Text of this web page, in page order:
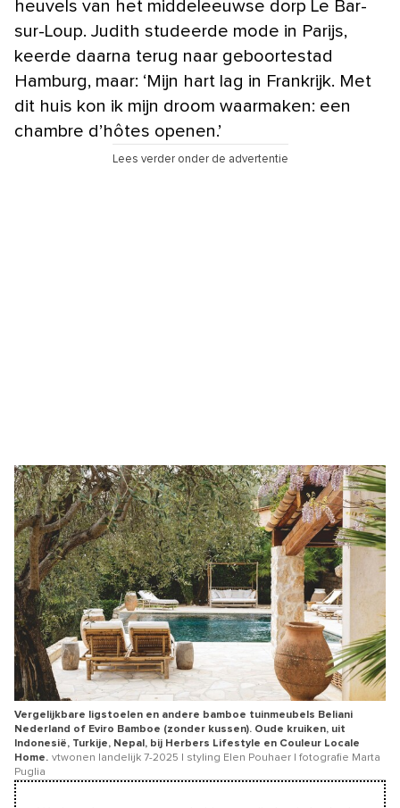
heuvels van het middeleeuwse dorp Le Bar-
sur-Loup. Judith studeerde mode in Parijs,
keerde daarna terug naar geboortestad
Hamburg, maar: ‘Mijn hart lag in Frankrijk. Met
dit huis kon ik mijn droom waarmaken: een
chambre d’hôtes openen.’
Lees verder onder de advertentie
Vergelijkbare ligstoelen en andere bamboe tuinmeubels Beliani
Nederland of Eviro Bamboe (zonder kussen). Oude kruiken, uit
Indonesië, Turkije, Nepal, bij Herbers Lifestyle en Couleur Locale
Home. vtwonen landelijk 7-2025 | styling Elen Pouhaer | fotografie Marta
Puglia